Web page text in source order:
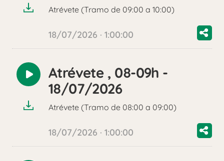
Atrévete (Tramo de 09:00 a 10:00)
18/07/2026 · 1:00:00
Reproducir
audio
Atrévete , 08-09h -
18/07/2026
Atrévete (Tramo de 08:00 a 09:00)
18/07/2026 · 1:00:00